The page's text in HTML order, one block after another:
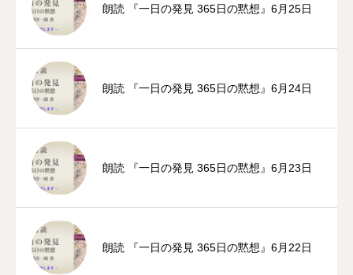
朗読 『一日の発見 365日の黙想』6月25日
朗読 『一日の発見 365日の黙想』6月24日
朗読 『一日の発見 365日の黙想』6月23日
朗読 『一日の発見 365日の黙想』6月22日